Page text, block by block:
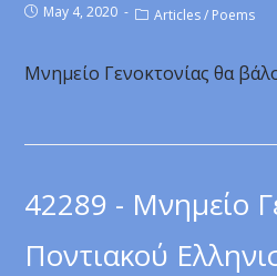
May 4, 2020 Articles / Poems
Μνημείο Γενοκτονίας θα
42289 - Μνημείο
Ποντιακού